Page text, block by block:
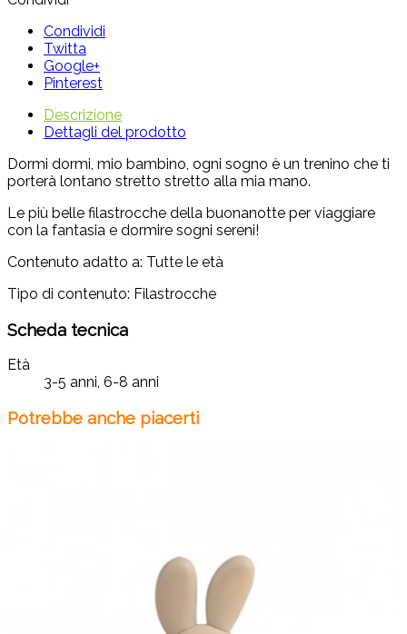
Condividi
Twitta
Google+
Pinterest
Descrizione
Dettagli del prodotto
Dormi dormi, mio bambino, ogni sogno è un trenino che ti
porterà lontano stretto stretto alla mia mano.
Le più belle filastrocche della buonanotte per viaggiare
con la fantasia e dormire sogni sereni!
Contenuto adatto a: Tutte le età
Tipo di contenuto: Filastrocche
Scheda tecnica
Età
3-5 anni, 6-8 anni
Potrebbe anche piacerti